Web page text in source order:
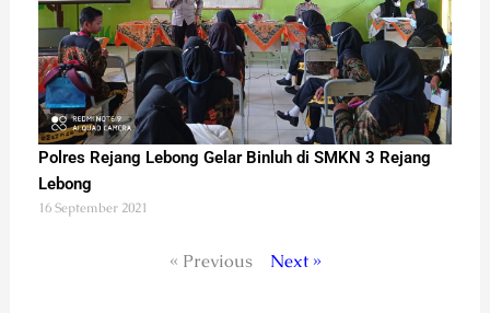
Polres Rejang Lebong Gelar Binluh di SMKN 3 Rejang
Lebong
16 September 2021
« Previous Next »